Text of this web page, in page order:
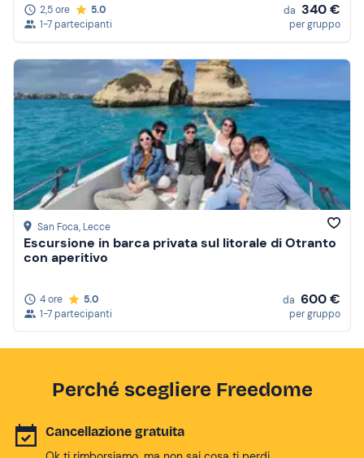
2,5 ore
5.0
1-7 partecipanti
da 340 €
per gruppo
San Foca, Lecce
Escursione in barca privata sul litorale di Otranto
con aperitivo
4 ore
5.0
1-7 partecipanti
da 600 €
per gruppo
Perché scegliere Freedome
Cancellazione gratuita